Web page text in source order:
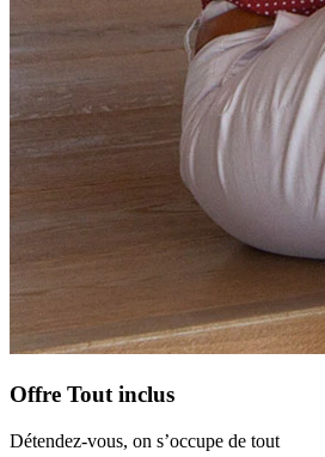
Offre Tout inclus
Détendez-vous, on s’occupe de tout